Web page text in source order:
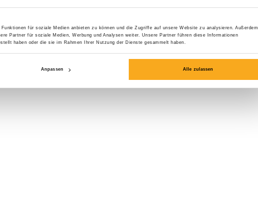
für soziale Medien anbieten zu können und die Zugriffe auf unsere Website zu analysieren. Außerdem
Partner für soziale Medien, Werbung und Analysen weiter. Unsere Partner führen diese Informationen
haben oder die sie im Rahmen Ihrer Nutzung der Dienste gesammelt haben.
Anpassen Alle zulassen
Größe*